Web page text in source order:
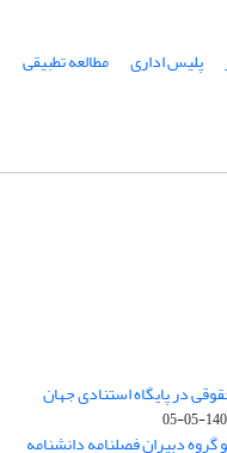
پلیس اداری
مطالعه تطبیقی
در پایگاه استنادی جهان
1401-
دبیران فصلنامه دانشنامه